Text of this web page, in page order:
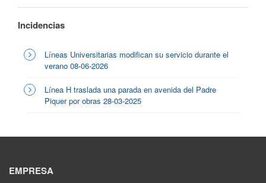
Incidencias
Líneas Universitarias modifican su servicio durante el
verano 08-06-2026
Línea H traslada una parada en avenida del Padre
Piquer por obras 28-03-2025
EMPRESA